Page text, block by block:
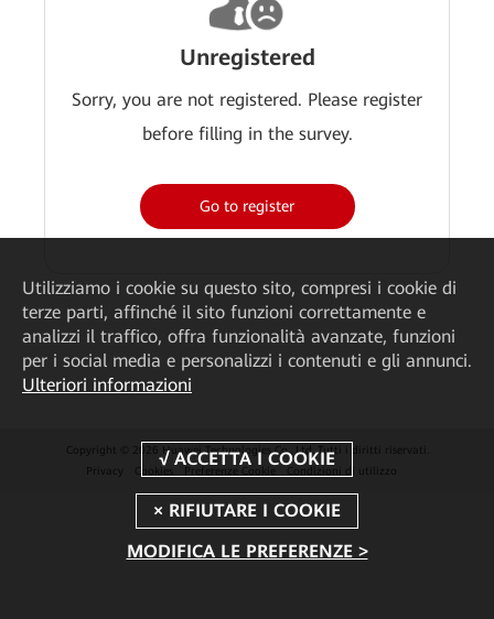
Unregistered
Sorry, you are not registered. Please register
before filling in the survey.
Go to register
Copyright © 2026 Huawei Technologies Co., Ltd. Tutti i diritti riservati.
Privacy
Cookies Preferenze Cookie Condizioni di utilizzo
Utilizziamo i cookie su questo sito, compresi i cookie di
terze parti, affinché il sito funzioni correttamente e
analizzi il traffico, offra funzionalità avanzate, funzioni
per i social media e personalizzi i contenuti e gli annunci.
Ulteriori informazioni
MODIFICA LE PREFERENZE >